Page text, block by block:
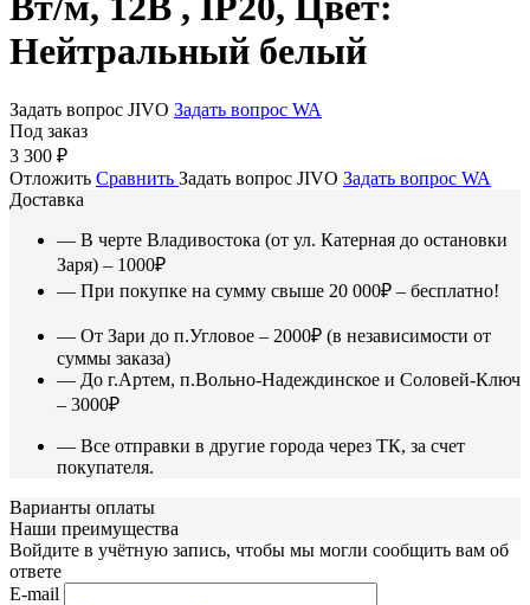
Нейтральный белый
Задать вопрос JIVO Задать вопрос WA
Под заказ
3 300 ₽
Отложить Сравнить Задать вопрос JIVO Задать вопрос WA
Доставка
— В черте Владивостока (от ул. Катерная до остановки
Заря) – 1000₽
— При покупке на сумму свыше 20 000₽ – бесплатно!
— От Зари до п.Угловое – 2000₽ (в независимости от
суммы заказа)
— До г.Артем, п.Вольно-Надеждинское и Соловей-Ключ
– 3000₽
— Все отправки в другие города через ТК, за счет
покупателя.
Варианты оплаты
Наши преимущества
Войдите в учётную запись, чтобы мы могли сообщить вам об
ответе
E-mail